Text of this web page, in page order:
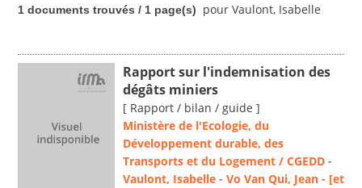
1 documents trouvés / 1 page(s) pour Vaulont, Isabelle
Rapport sur l'indemnisation des
dégâts miniers
[ Rapport / bilan / guide ]
Ministère de l'Ecologie, du
Développement durable, des
Transports et du Logement / CGEDD -
Vaulont, Isabelle - Vo Van Qui, Jean - [et